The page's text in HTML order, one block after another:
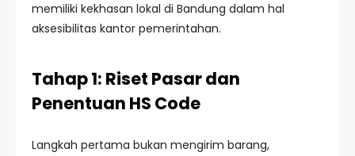
memiliki kekhasan lokal di Bandung dalam hal
aksesibilitas kantor pemerintahan.
Tahap 1: Riset Pasar dan
Penentuan HS Code
Langkah pertama bukan mengirim barang,